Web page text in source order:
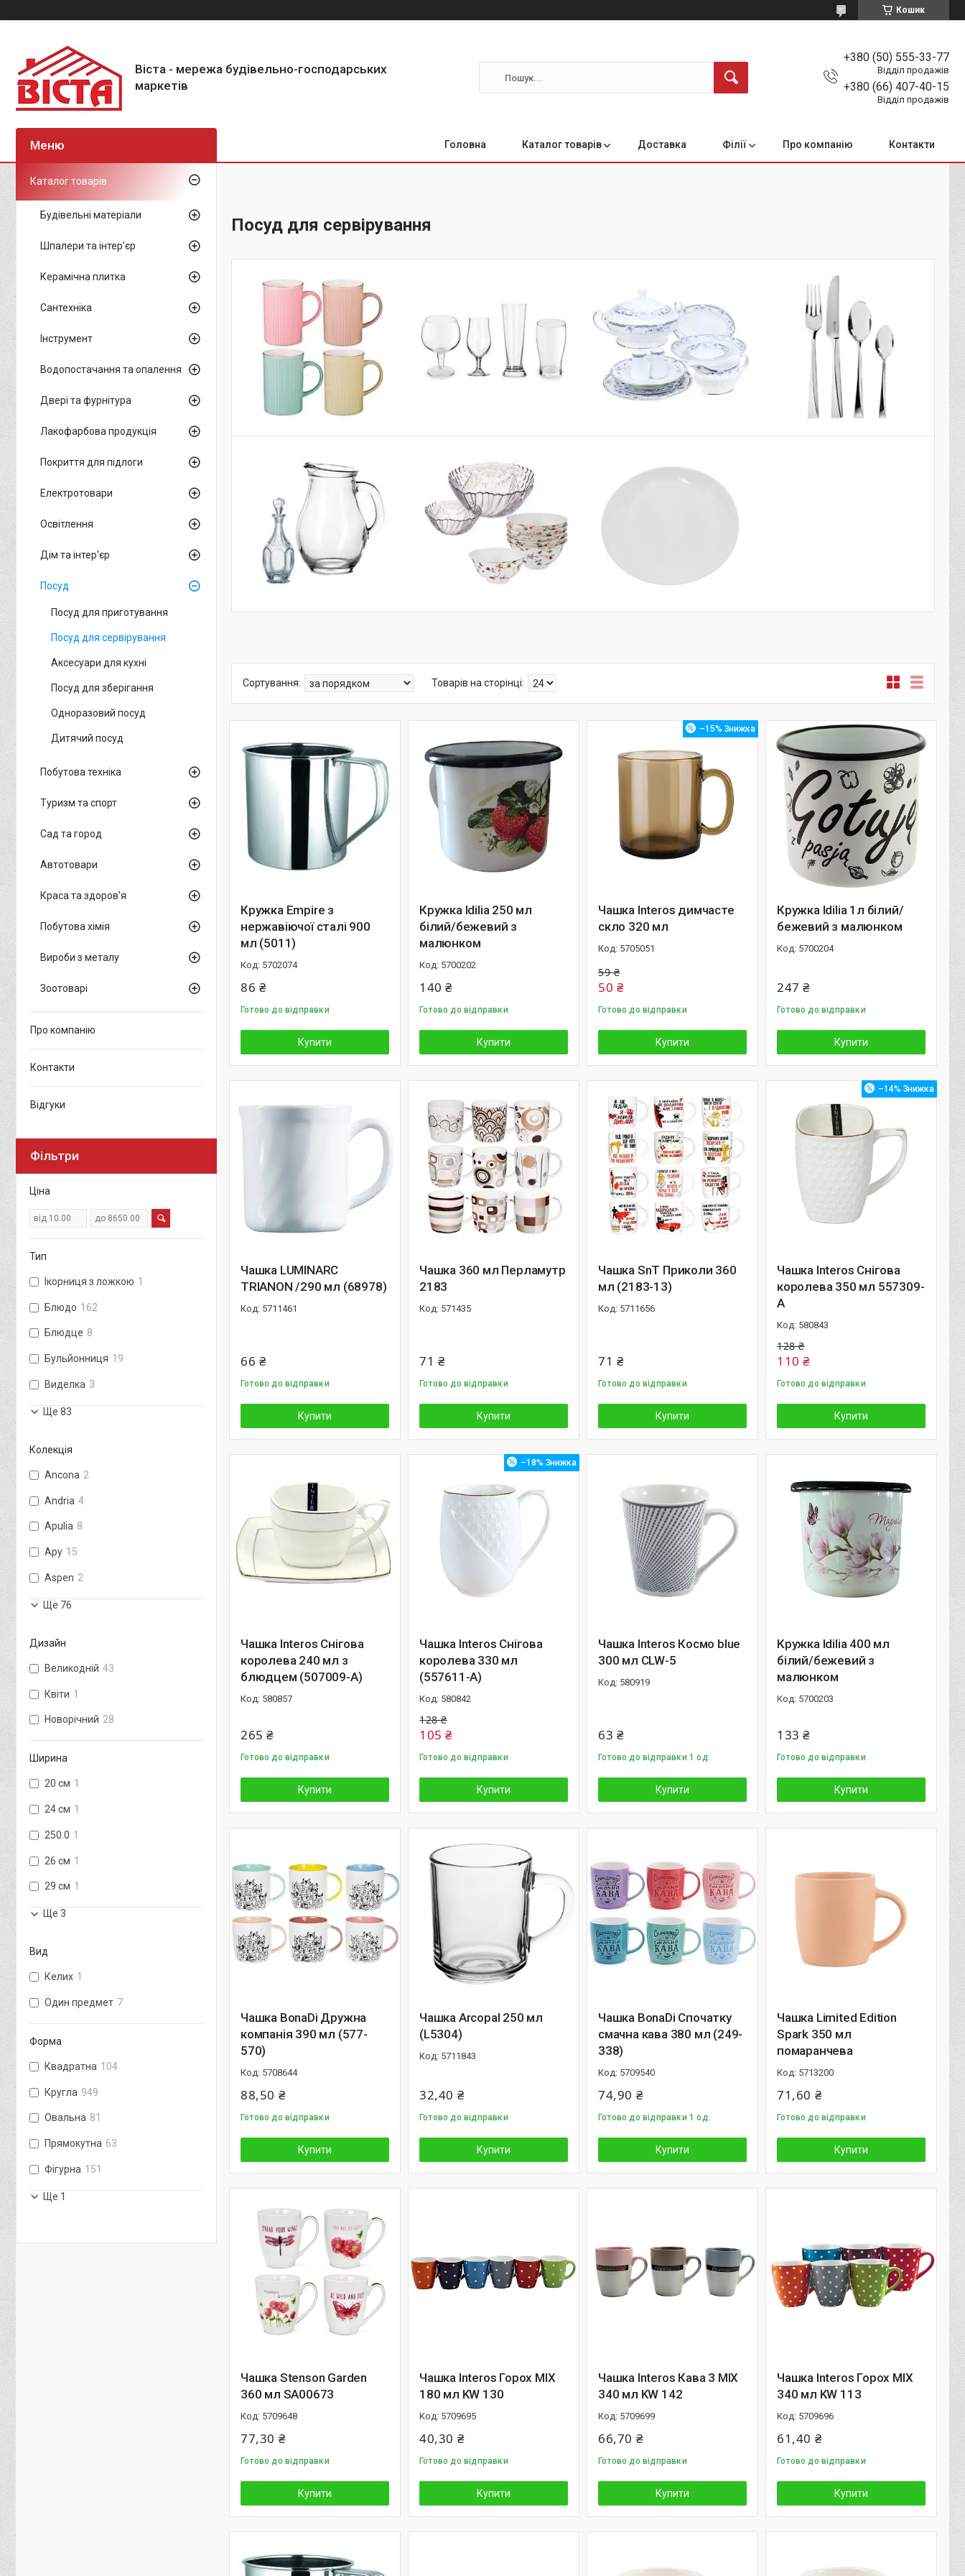
Кошик
Віста - мережа будівельно-господарських
маркетів
+380 (50) 555-33-77
Відділ продажів
+380 (66) 407-40-15
Відділ продажів
Головна Каталог товарів Доставка Філії Про компанію Контакти
Посуд для сервірування
Кружка Empire з
нержавіючої сталі 900
мл (5011)
5702074
86 ₴
Готово до відправки
Купити
Кружка Idilia 250 мл
білий/бежевий з
малюнком
5700202
140 ₴
Готово до відправки
Купити
–15%
Чашка Interos димчасте
скло 320 мл
5705051
59 ₴
50 ₴
Готово до відправки
Купити
Кружка Idilia 1л білий/
бежевий з малюнком
5700204
247 ₴
Готово до відправки
Купити
Чашка LUMINARC
TRIANON /290 мл (68978)
5711461
66 ₴
Готово до відправки
Купити
Чашка 360 мл Перламутр
2183
571435
71 ₴
Готово до відправки
Купити
Чашка SnT Приколи 360
мл (2183-13)
5711656
71 ₴
Готово до відправки
Купити
–14%
Чашка Interos Снігова
королева 350 мл 557309-
А
580843
128 ₴
110 ₴
Готово до відправки
Купити
Чашка Interos Снігова
королева 240 мл з
блюдцем (507009-А)
580857
265 ₴
Готово до відправки
Купити
–18%
Чашка Interos Снігова
королева 330 мл
(557611-А)
580842
128 ₴
105 ₴
Готово до відправки
Купити
Чашка Interos Космо blue
300 мл CLW-5
580919
63 ₴
Готово до відправки 1 од.
Купити
Кружка Idilia 400 мл
білий/бежевий з
малюнком
5700203
133 ₴
Готово до відправки
Купити
Чашка BonaDi Дружна
компанія 390 мл (577-
570)
5708644
88,50 ₴
Готово до відправки
Купити
Чашка Arcopal 250 мл
(L5304)
5711843
32,40 ₴
Готово до відправки
Купити
Чашка BonaDi Спочатку
смачна кава 380 мл (249-
338)
5709540
74,90 ₴
Готово до відправки 1 од.
Купити
Чашка Limited Edition
Spark 350 мл
помаранчева
5713200
71,60 ₴
Готово до відправки
Купити
Чашка Stenson Garden
360 мл SA00673
5709648
77,30 ₴
Готово до відправки
Купити
Чашка Interos Горох MIX
180 мл KW 130
5709695
40,30 ₴
Готово до відправки
Купити
Чашка Interos Кава 3 MIX
340 мл KW 142
5709699
66,70 ₴
Готово до відправки
Купити
Чашка Interos Горох MIX
340 мл KW 113
5709696
61,40 ₴
Готово до відправки
Купити
Каталог товарів
Будівельні матеріали
Шпалери та інтер'єр
Керамічна плитка
Сантехніка
Інструмент
Водопостачання та опалення
Двері та фурнітура
Лакофарбова продукція
Покриття для підлоги
Електротовари
Освітлення
Дім та інтер'єр
Посуд
Посуд для приготування
Посуд для сервірування
Аксесуари для кухні
Посуд для зберігання
Одноразовий посуд
Дитячий посуд
Побутова техніка
Туризм та спорт
Сад та город
Автотовари
Краса та здоров'я
Побутова хімія
Вироби з металу
Зоотоварі
Про компанію
Контакти
Відгуки
Фільтри
Ціна
Тип
Ікорниця з ложкою 1
Блюдо 162
Блюдце 8
Бульйонниця 19
Виделка 3
Ще 83
Колекція
Ancona 2
Andria 4
Apulia 8
Apy 15
Aspen 2
Ще 76
Дизайн
Великодній 43
Квіти 1
Новорічний 28
Ширина
20 см 1
24 см 1
250.0 1
26 см 1
29 см 1
Ще 3
Вид
Келих 1
Один предмет 7
Форма
Квадратна 104
Кругла 949
Овальна 81
Прямокутна 63
Фігурна 151
Ще 1